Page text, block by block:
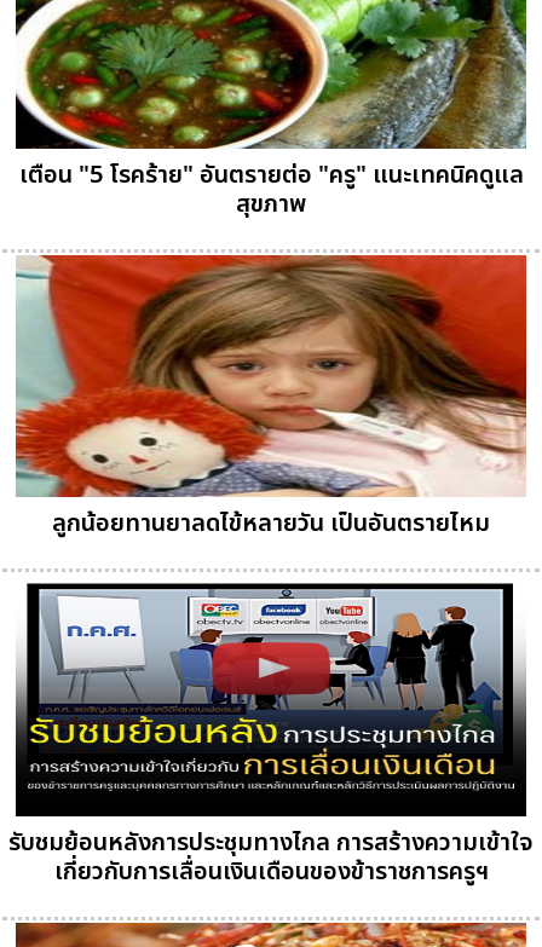
เตือน "5 โรคร้าย" อันตรายต่อ "ครู" แนะเทคนิคดูแล
สุขภาพ
ลูกน้อยทานยาลดไข้หลายวัน เป็นอันตรายไหม
รับชมย้อนหลังการประชุมทางไกล การสร้างความเข้าใจ
เกี่ยวกับการเลื่อนเงินเดือนของข้าราชการครูฯ